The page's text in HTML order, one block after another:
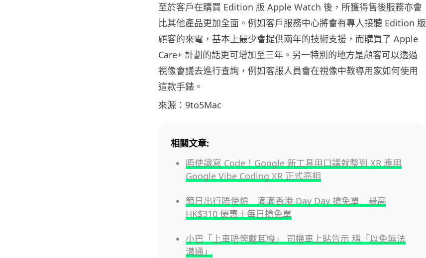
至於客戶在購買 Edition 版 Apple Watch 後，所獲得售後服務亦會
比其他產品更加全面。例如客戶服務中心將會有專人接聽 Edition 版
顧客的來電，基本上最少會提供兩年的技術支援，而購買了 Apple
Care+ 計劃的話更可增加至三年。另一特別的地方是顧客可以透過
視像會議去進行查詢，例如客服人員會在視像中教導用家如何使用
這款手錶。
來源：9to5Mac
相關文章:
唔使識寫 Code！Google 新工具用口講就整到 XR 應用
Google Vibe Coding XR 正式亮相
節日出行唔使煩 滴滴香港 Day Day 搶免單 最高
HK$310 優惠＋每日搶免單
小巴「上車唔俾戴耳機」 司機車上貼告示 稱「以免無法
溝通」